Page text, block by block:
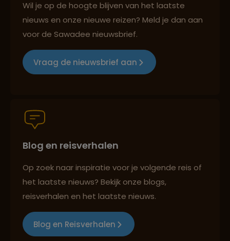
Groepsreizen mét indivuele vrijheid
Best beoordeelde reisroutes
Reizen met oog voor mens, cultuur en milieu
Wil je op de hoogte blijven van het laatste
nieuws en onze nieuwe reizen? Meld je dan aan
voor de Sawadee nieuwsbrief.
Vraag de nieuwsbrief aan
Blog en reisverhalen
Op zoek naar inspiratie voor je volgende reis of
het laatste nieuws? Bekijk onze blogs,
reisverhalen en het laatste nieuws.
Blog en Reisverhalen